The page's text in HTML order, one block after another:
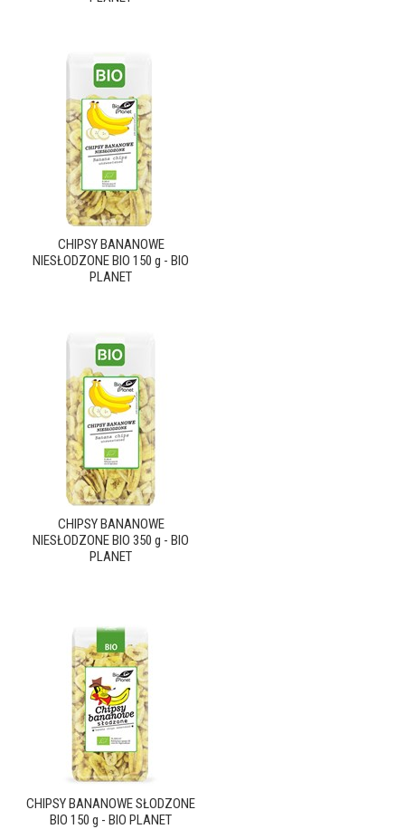
CHIPSY BANANOWE
NIESŁODZONE BIO 150 g - BIO
PLANET
CHIPSY BANANOWE
NIESŁODZONE BIO 350 g - BIO
PLANET
CHIPSY BANANOWE SŁODZONE
BIO 150 g - BIO PLANET